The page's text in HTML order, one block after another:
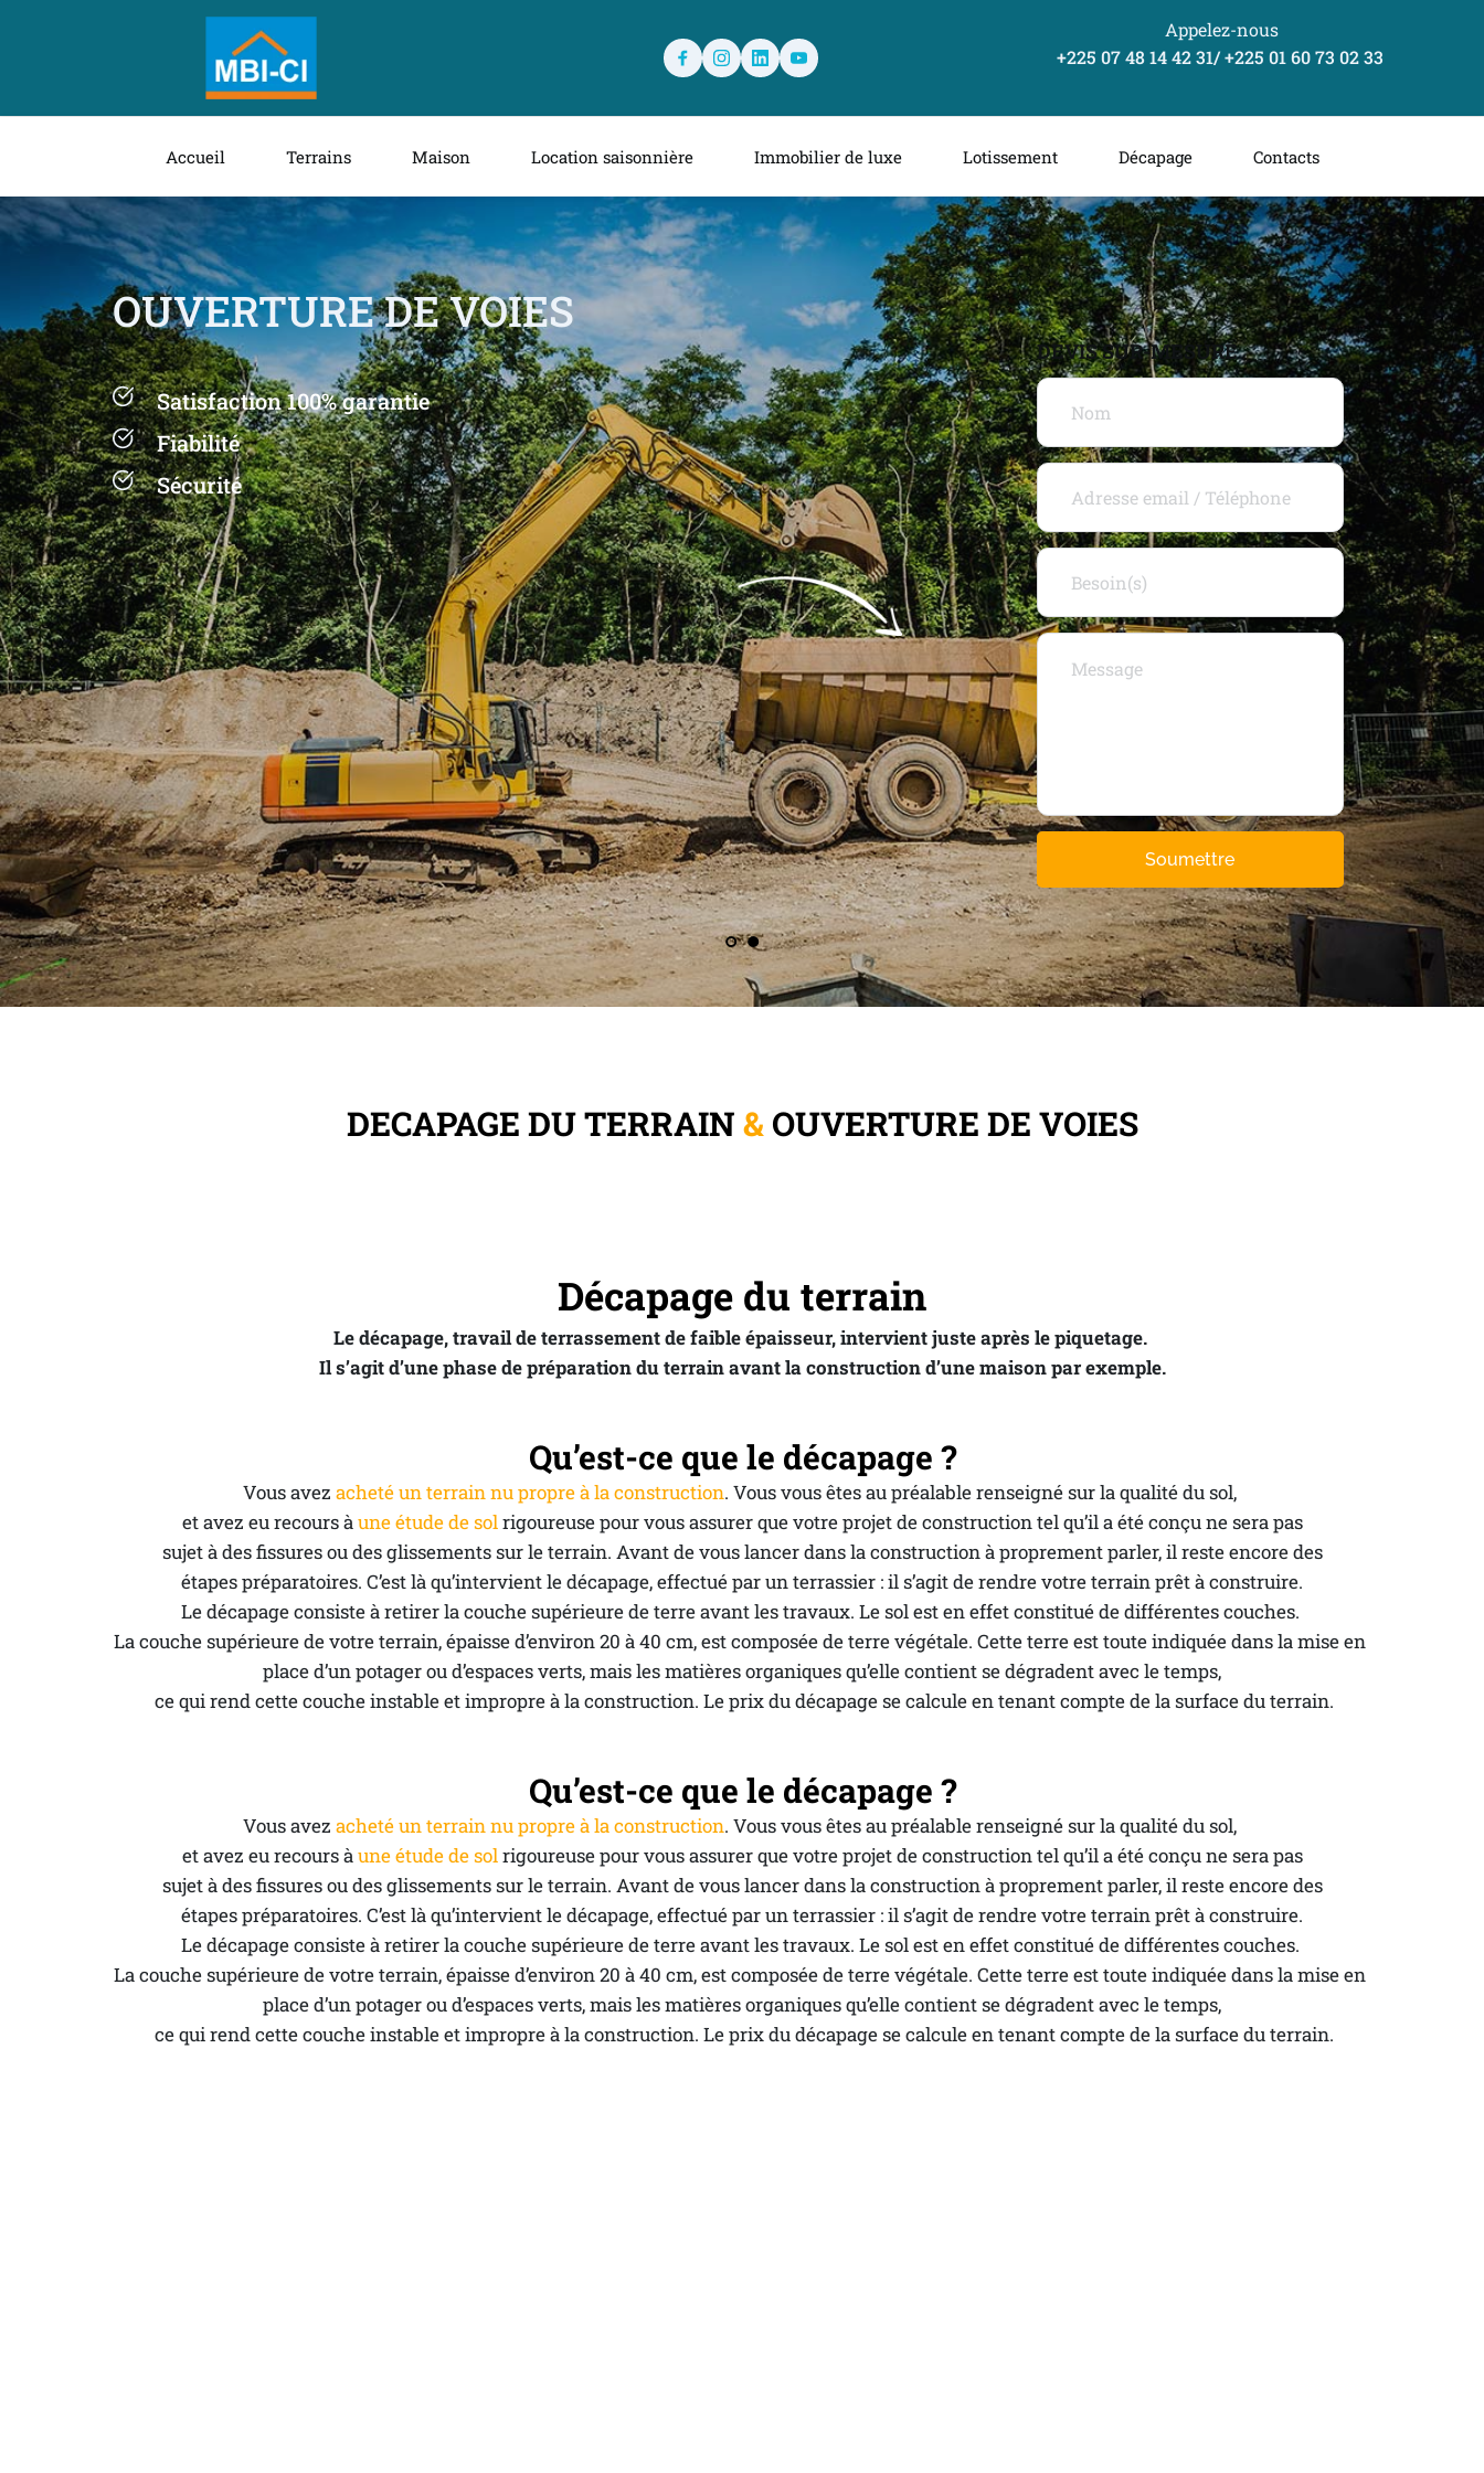
Appelez-nous
+225 07 48 14 42 31/ +225 01 60 73 02 33
Accueil Terrains Maison Location saisonnière Immobilier de luxe Lotissement Décapage Contacts
DECAPAGE DU TERRAIN
Satisfaction 100% garantie
Fiabilité
Sécurité
SOUMETTRE OU FINANCER
UN PROJET DE DECAPAGE !
Soumettre
DECAPAGE DU TERRAIN & OUVERTURE DE VOIES
Décapage du terrain
Le décapage, travail de terrassement de faible épaisseur, intervient juste après le piquetage.
Il s’agit d’une phase de préparation du terrain avant la construction d’une maison par exemple.
Qu’est-ce que le décapage ?
Vous avez acheté un terrain nu propre à la construction. Vous vous êtes au préalable renseigné sur la qualité du sol,
et avez eu recours à une étude de sol rigoureuse pour vous assurer que votre projet de construction tel qu’il a été conçu ne sera pas
sujet à des fissures ou des glissements sur le terrain. Avant de vous lancer dans la construction à proprement parler, il reste encore des
étapes préparatoires. C’est là qu’intervient le décapage, effectué par un terrassier : il s’agit de rendre votre terrain prêt à construire.
Le décapage consiste à retirer la couche supérieure de terre avant les travaux. Le sol est en effet constitué de différentes couches.
La couche supérieure de votre terrain, épaisse d’environ 20 à 40 cm, est composée de terre végétale. Cette terre est toute indiquée dans la mise en
place d’un potager ou d’espaces verts, mais les matières organiques qu’elle contient se dégradent avec le temps,
ce qui rend cette couche instable et impropre à la construction. Le prix du décapage se calcule en tenant compte de la surface du terrain.
Qu’est-ce que le décapage ?
Vous avez acheté un terrain nu propre à la construction. Vous vous êtes au préalable renseigné sur la qualité du sol,
et avez eu recours à une étude de sol rigoureuse pour vous assurer que votre projet de construction tel qu’il a été conçu ne sera pas
sujet à des fissures ou des glissements sur le terrain. Avant de vous lancer dans la construction à proprement parler, il reste encore des
étapes préparatoires. C’est là qu’intervient le décapage, effectué par un terrassier : il s’agit de rendre votre terrain prêt à construire.
Le décapage consiste à retirer la couche supérieure de terre avant les travaux. Le sol est en effet constitué de différentes couches.
La couche supérieure de votre terrain, épaisse d’environ 20 à 40 cm, est composée de terre végétale. Cette terre est toute indiquée dans la mise en
place d’un potager ou d’espaces verts, mais les matières organiques qu’elle contient se dégradent avec le temps,
ce qui rend cette couche instable et impropre à la construction. Le prix du décapage se calcule en tenant compte de la surface du terrain.